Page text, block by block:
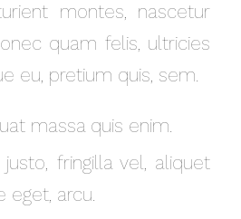
montes, nascetur
quam felis, ultricies
eu, pretium quis, sem.
massa quis enim.
fringilla vel, aliquet
eget, arcu.